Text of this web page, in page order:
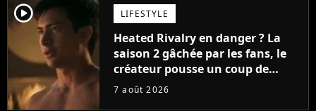
player2 LIFESTYLE
Heated Rivalry en danger ? La
saison 2 gâchée par les fans, le
créateur pousse un coup de
gueule
7 août 2026